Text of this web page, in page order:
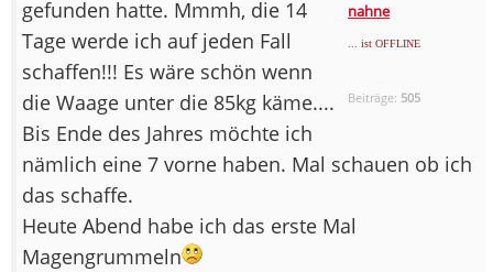
nahne
... ist OFFLINE
Beiträge: 505
gefunden hatte. Mmmh, die 14
Tage werde ich auf jeden Fall
schaffen!!! Es wäre schön wenn
die Waage unter die 85kg käme....
Bis Ende des Jahres möchte ich
nämlich eine 7 vorne haben. Mal schauen ob ich
das schaffe.
Heute Abend habe ich das erste Mal
Magengrummeln